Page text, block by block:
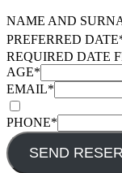
NAME AND
PREFERRED DATE
REQUIRED DATE
AGE*
EMAIL*
PHONE*
SEND